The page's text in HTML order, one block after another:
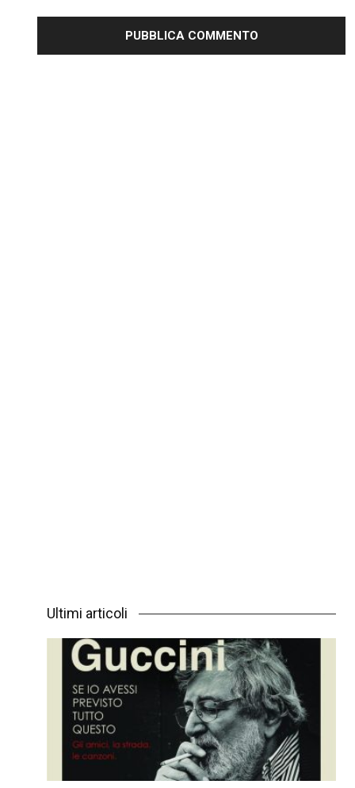
Ultimi articoli